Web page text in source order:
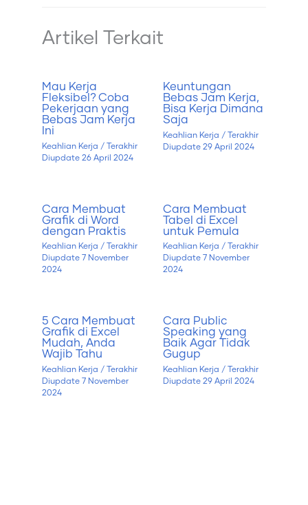
Artikel Terkait
Mau Kerja
Fleksibel? Coba
Pekerjaan yang
Bebas Jam Kerja
Ini
Keahlian Kerja / Terakhir
Diupdate 26 April 2024
Keuntungan
Bebas Jam Kerja,
Bisa Kerja Dimana
Saja
Keahlian Kerja / Terakhir
Diupdate29 April 2024
Cara Membuat
Grafik di Word
dengan Praktis
Keahlian Kerja / Terakhir
Diupdate 7 November
2024
Cara Membuat
Tabel di Excel
untuk Pemula
Keahlian Kerja / Terakhir
Diupdate7 November
2024
5 Cara Membuat
Grafik di Excel
Mudah, Anda
Wajib Tahu
Keahlian Kerja / Terakhir
Diupdate 7 November
2024
Cara Public
Speaking yang
Baik Agar Tidak
Gugup
Keahlian Kerja / Terakhir
Diupdate29 April 2024